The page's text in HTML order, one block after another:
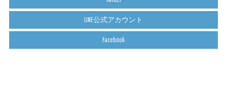
LINE公式アカウント
Facebook